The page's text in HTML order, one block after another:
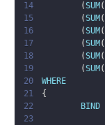
14
(SUM (
15
(SUM (
16
(SUM (
17
(SUM (
18
(SUM (
19
(SUM (
20
WHERE
21
{
22
BIND
23